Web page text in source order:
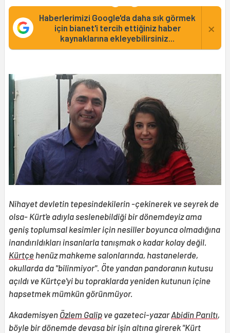
Haberlerimizi Google'da daha sık görmek
için bianet'i tercih ettiğiniz haber
kaynaklarına ekleyebilirsiniz...
×
Nihayet devletin tepesindekilerin -çekinerek ve seyrek de
olsa- Kürt'e adıyla seslenebildiği bir dönemdeyiz ama
geniş toplumsal kesimler için nesiller boyunca olmadığına
inandırıldıkları insanlarla tanışmak o kadar kolay değil.
Kürtçe henüz mahkeme salonlarında, hastanelerde,
okullarda da "bilinmiyor". Öte yandan pandoranın kutusu
açıldı ve Kürtçe'yi bu topraklarda yeniden kutunun içine
hapsetmek mümkün görünmüyor.
Akademisyen Özlem Galip ve gazeteci-yazarAbidin Parıltı,
böyle bir dönemde devasa bir işin altına girerek "Kürt